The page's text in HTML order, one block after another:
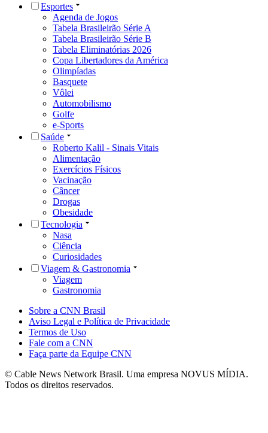
Esportes
Agenda de Jogos
Tabela Brasileirão Série A
Tabela Brasileirão Série B
Tabela Eliminatórias 2026
Copa Libertadores da América
Olimpíadas
Basquete
Vôlei
Automobilismo
Golfe
e-Sports
Saúde
Roberto Kalil - Sinais Vitais
Alimentação
Exercícios Físicos
Vacinação
Câncer
Drogas
Obesidade
Tecnologia
Nasa
Ciência
Curiosidades
Viagem & Gastronomia
Viagem
Gastronomia
Sobre a CNN Brasil
Aviso Legal e Política de Privacidade
Termos de Uso
Fale com a CNN
Faça parte da Equipe CNN
© Cable News Network Brasil. Uma empresa NOVUS MÍDIA.
Todos os direitos reservados.